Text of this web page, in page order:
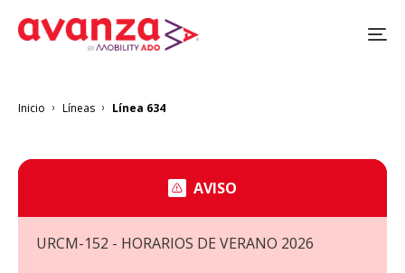
Sobrescribir
ayuda
a
Inicio Líneas Línea 634
AVISO
URCM-152 - HORARIOS DE VERANO 2026